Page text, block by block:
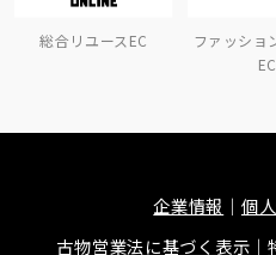
総合リユースEC
ファッショ
EC
企業情報
個
古物営業法に基づく表示